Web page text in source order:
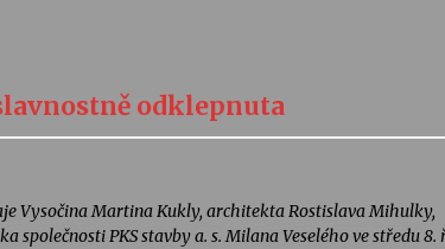
odklepnuta
Vysočina Martina Kukly, architekta Rostislava Mihulky,
PKS stavby a. s. Milana Veselého ve středu 8.